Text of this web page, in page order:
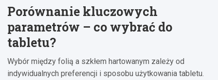
Porównanie kluczowych
parametrów – co wybrać do
tabletu?
Wybór między folią a szkłem hartowanym zależy od
indywidualnych preferencji i sposobu użytkowania tabletu.